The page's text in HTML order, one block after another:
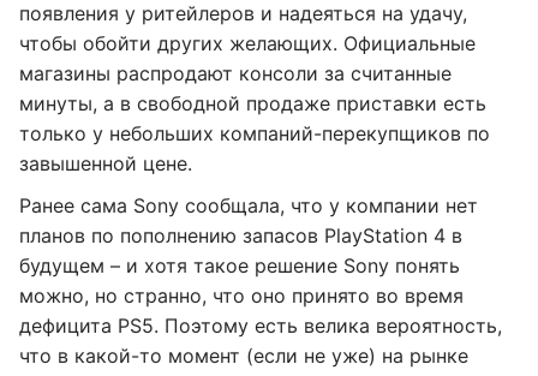
появления у ритейлеров и надеяться на удачу,
чтобы обойти других желающих. Официальные
магазины распродают консоли за считанные
минуты, а в свободной продаже приставки есть
только у небольших компаний-перекупщиков по
завышенной цене.
Ранее сама Sony сообщала, что у компании нет
планов по пополнению запасов PlayStation 4 в
будущем – и хотя такое решение Sony понять
можно, но странно, что оно принято во время
дефицита PS5. Поэтому есть велика вероятность,
что в какой-то момент (если не уже) на рынке